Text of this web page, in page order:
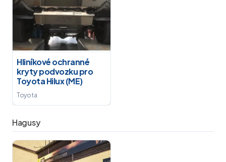
Hliníkové ochranné
kryty podvozku pro
Toyota Hilux (ME)
Toyota
Hagusy